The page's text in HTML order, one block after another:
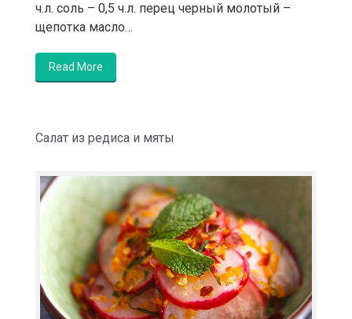
ч.л. соль – 0,5 ч.л. перец черный молотый –
щепотка масло…
Read More
Салат из редиса и мяты